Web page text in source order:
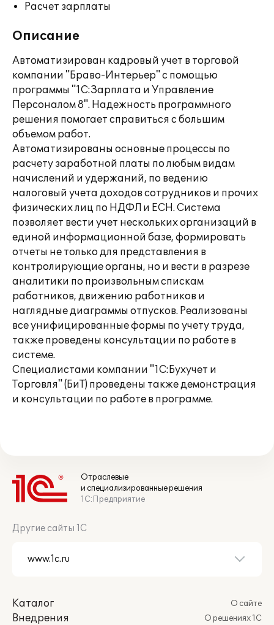
Расчет зарплаты
Описание
Автоматизирован кадровый учет в торговой
компании "Браво-Интерьер" с помощью
программы "1С:Зарплата и Управление
Персоналом 8". Надежность программного
решения помогает справиться с большим
объемом работ.
Автоматизированы основные процессы по
расчету заработной платы по любым видам
начислений и удержаний, по ведению
налоговый учета доходов сотрудников и прочих
физических лиц по НДФЛ и ЕСН. Система
позволяет вести учет нескольких организаций в
единой информационной базе, формировать
отчеты не только для представления в
контролирующие органы, но и вести в разрезе
аналитики по произвольным спискам
работников, движению работников и
наглядные диаграммы отпусков. Реализованы
все унифицированные формы по учету труда,
также проведены консультации по работе в
системе.
Специалистами компании "1С:Бухучет и
Торговля" (БиТ) проведены также демонстрация
и консультации по работе в программе.
Отраслевые
и специализированные решения
1С:Предприятие
Другие сайты 1С
Каталог
Внедрения
О сайте
О решениях 1С